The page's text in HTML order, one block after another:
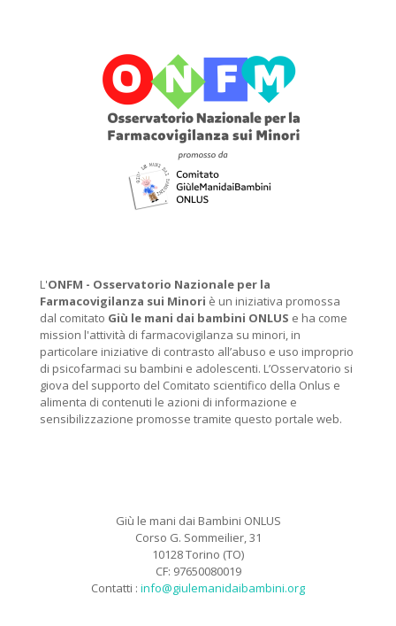
L'ONFM - Osservatorio Nazionale per la
Farmacovigilanza sui Minori è un iniziativa promossa
dal comitato Giù le mani dai bambini ONLUS e ha come
mission l'attività di farmacovigilanza su minori, in
particolare iniziative di contrasto all’abuso e uso improprio
di psicofarmaci su bambini e adolescenti. L’Osservatorio si
giova del supporto del Comitato scientifico della Onlus e
alimenta di contenuti le azioni di informazione e
sensibilizzazione promosse tramite questo portale web.
Giù le mani dai Bambini ONLUS
Corso G. Sommeilier, 31
10128 Torino (TO)
CF: 97650080019
Contatti : info@giulemanidaibambini.org